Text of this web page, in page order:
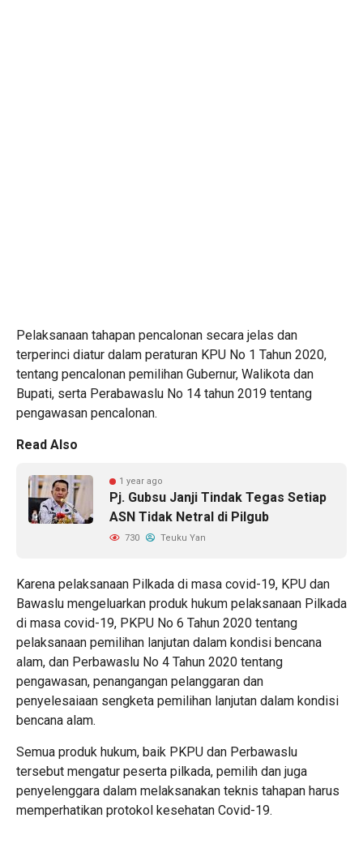
Pelaksanaan tahapan pencalonan secara jelas dan
terperinci diatur dalam peraturan KPU No 1 Tahun 2020,
tentang pencalonan pemilihan Gubernur, Walikota dan
Bupati, serta Perabawaslu No 14 tahun 2019 tentang
pengawasan pencalonan.
Read Also
1 year ago
Pj. Gubsu Janji Tindak Tegas Setiap
ASN Tidak Netral di Pilgub
730 Teuku Yan
Karena pelaksanaan Pilkada di masa covid-19, KPU dan
Bawaslu mengeluarkan produk hukum pelaksanaan Pilkada
di masa covid-19, PKPU No 6 Tahun 2020 tentang
pelaksanaan pemilihan lanjutan dalam kondisi bencana
alam, dan Perbawaslu No 4 Tahun 2020 tentang
pengawasan, penangangan pelanggaran dan
penyelesaiaan sengketa pemilihan lanjutan dalam kondisi
bencana alam.
Semua produk hukum, baik PKPU dan Perbawaslu
tersebut mengatur peserta pilkada, pemilih dan juga
penyelenggara dalam melaksanakan teknis tahapan harus
memperhatikan protokol kesehatan Covid-19.